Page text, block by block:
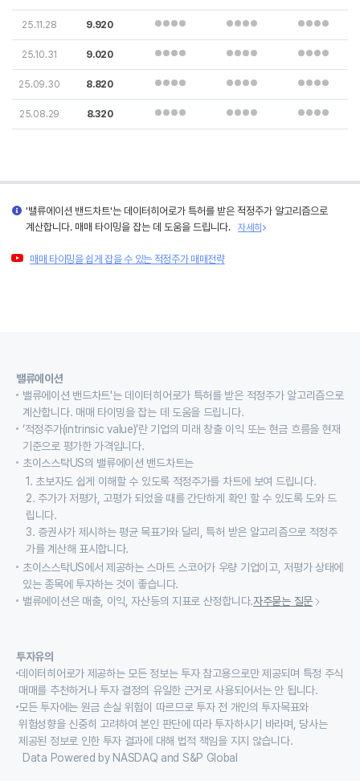
25.11.28 9.920
25.10.31 9.020
25.09.30 8.820
25.08.29 8.320
'밸류에이션 밴드차트'는 데이터히어로가 특허를 받은 적정주가 알고리즘으로
계산합니다. 매매 타이밍을 잡는 데 도움을 드립니다.
자세히
매매 타이밍을 쉽게 잡을 수 있는 적정주가 매매전략
밸류에이션
밸류에이션 밴드차트'는 데이터히어로가 특허를 받은 적정주가 알고리즘으로
계산합니다. 매매 타이밍을 잡는 데 도움을 드립니다.
‘적정주가(intrinsic value)’란 기업의 미래 창출 이익 또는 현금 흐름을 현재
기준으로 평가한 가격입니다.
초이스스탁US의 밸류에이션 밴드차트는
1. 초보자도 쉽게 이해할 수 있도록 적정주가를 차트에 보여 드립니다.
2. 주가가 저평가, 고평가 되었을 때를 간단하게 확인 할 수 있도록 도와 드
립니다.
3. 증권사가 제시하는 평균 목표가와 달리, 특허 받은 알고리즘으로 적정주
가를 계산해 표시합니다.
초이스스탁US에서 제공하는 스마트 스코어가 우량 기업이고, 저평가 상태에
있는 종목에 투자하는 것이 좋습니다.
밸류에이션은 매출, 이익, 자산등의 지표로 산정합니다.자주묻는 질문
투자유의
데이터히어로가 제공하는 모든 정보는 투자 참고용으로만 제공되며 특정 주식
매매를 추천하거나 투자 결정의 유일한 근거로 사용되어서는 안 됩니다.
모든 투자에는 원금 손실 위험이 따르므로 투자 전 개인의 투자목표와
위험성향을 신중히 고려하여 본인 판단에 따라 투자하시기 바라며, 당사는
제공된 정보로 인한 투자 결과에 대해 법적 책임을 지지 않습니다.
Data Powered by NASDAQ and S&P Global